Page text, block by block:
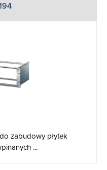
zabudowy płytek
...